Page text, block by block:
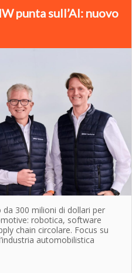
punta sull’AI: nuovo
300 milioni di dollari per
robotica, software
chain circolare. Focus su
automobilistica